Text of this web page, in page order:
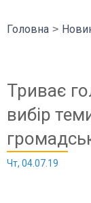
Головна
Триває
вибір
Чт, 04.07.19